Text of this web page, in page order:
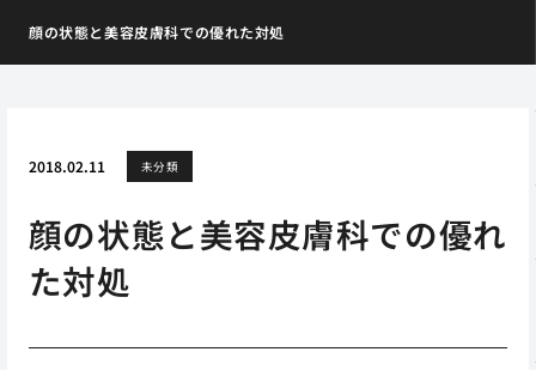
顔の状態と美容皮膚科での優れた対処
2018.02.11 未分類
顔の状態と美容皮膚科での優れ
た対処